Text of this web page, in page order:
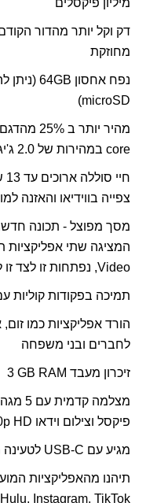
מיליון פיקסלים
דק וקל יותר מהדור
מחוזקת
נפח אחסון 64GB (ניתן
microSD
)
מהיר יותר ב 25% מהדגם הקודם הודות למעבד החדש
core במהירות של 2.0 ג'יגה הרץ
צפייה בווידיאו והאזנה
מסך מפוצל - תכונה
המציגה שתי אפליקציות
Video, נפתחות זו לצד
תמיכה בפקודות קוליות
הורד אפליקציות כמו
לחברים ובני משפחה
זיכרון מעבד GB RAM
פיקסל וצילום וידאו p HD
מגיע עם USB-C לטעינה
תיהנו מהאפליקציות
Hulu, Instagram, TikTok